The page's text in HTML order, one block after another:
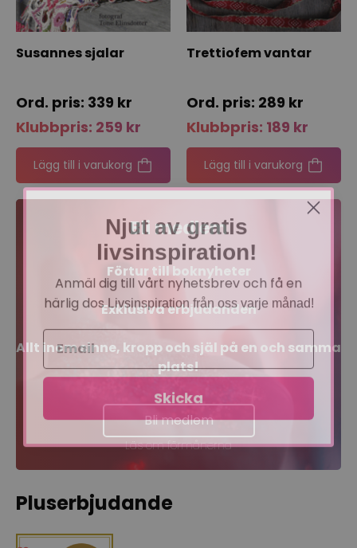
Susannes sjalar
339 kr
Klubbpris: 259 kr
Lägg till i varukorg
Trettiofem vantar
289 kr
Klubbpris: 189 kr
Lägg till i varukorg
Bli medlem
Förtur till boknyheter
Exklusiva erbjudanden
Allt inom sinne, kropp och själ på en och samma
plats!
Bli medlem
Läs om förmånerna
Pluserbjudande
Njut av gratis
livsinspiration!
Anmäl dig till vårt nyhetsbrev och få en
härlig dos Livsinspiration från oss varje månad!
Skicka